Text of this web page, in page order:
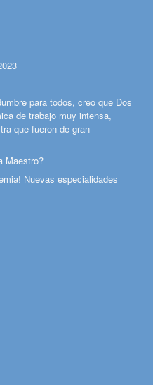
para todos, creo que Dos
de trabajo muy intensa,
que fueron de gran
Maestro?
Nuevas especialidades